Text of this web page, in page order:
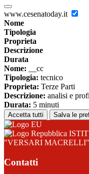
www.cesenatoday.it
Nome
Tipologia
Proprieta
Descrizione
Durata
Nome: __cc
Tipologia: tecnico
Proprieta: Terze Parti
Descrizione: analisi e
Durata: 5 minuti
Accetta tutti Salva le
"VERSARI MACRELLI"
Contatti